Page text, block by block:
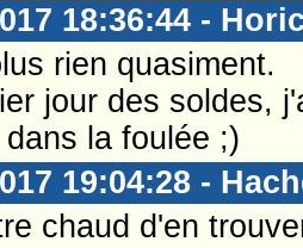
18:36:44 -
rien quasiment.
jour des soldes,
la foulée ;)
19:04:28 -
chaud d'en